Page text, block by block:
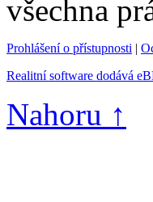
všechna
Prohlášení o přístupnosti |
Realitní software dodává
Nahoru ↑